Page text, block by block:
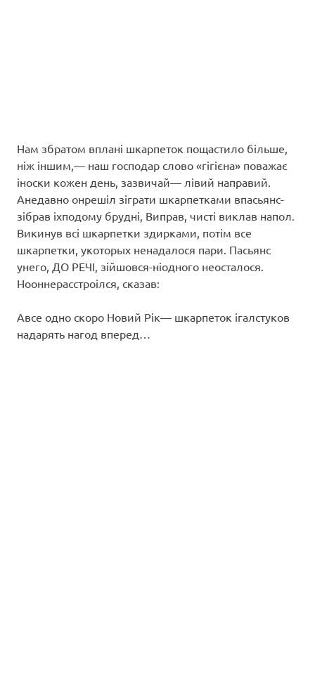
Нам збратом вплані шкарпеток пощастило більше,
ніж іншим,— наш господар слово «гігієна» поважає
іноски кожен день, зазвичай— лівий направий.
Анедавно онрешіл зіграти шкарпетками впасьянс-
зібрав іхподому брудні, Виправ, чисті виклав напол.
Викинув всі шкарпетки здирками, потім все
шкарпетки, укоторых ненадалося пари. Пасьянс
унего, ДО РЕЧІ, зійшовся-ніодного неосталося.
Нооннерасстроілся, сказав:
Авсе одно скоро Новий Рік— шкарпеток ігалстуков
надарять нагод вперед…